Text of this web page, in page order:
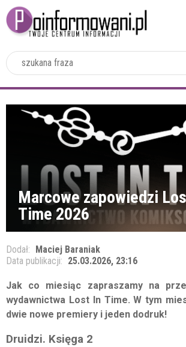
Marcowe zapowiedzi
Time 2026
Dodał: Maciej Baraniak
Data publikacji: 25.03.2026, 23:16
Jak co miesiąc zapraszamy na
wydawnictwa Lost In Time. W tym
dwie nowe premiery i jeden dodruk!
Druidzi. Księga 2